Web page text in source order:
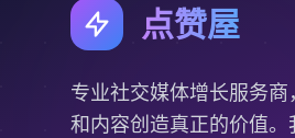
点赞屋
专业社交媒体增长服务
和内容创造真正的价值